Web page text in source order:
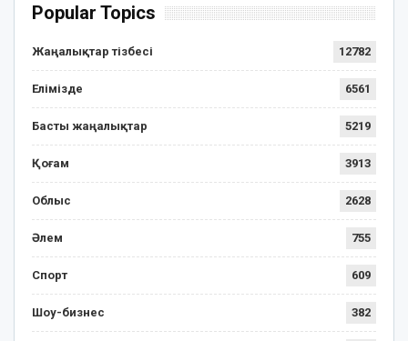
Popular Topics
Жаңалықтар тізбесі 12782
Елімізде 6561
Басты жаңалықтар 5219
Қоғам 3913
Облыс 2628
Әлем 755
Спорт 609
Шоу-бизнес 382